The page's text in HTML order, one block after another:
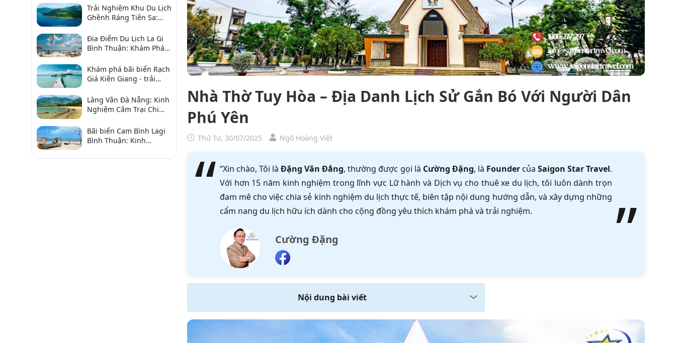
Nhà Thờ Tuy Hòa – Địa Danh Lịch Sử Gắn Bó Với Người Dân
Phú Yên
Thứ Tư, 30/07/2025 Ngô Hoàng Việt
“Xin chào, Tôi làĐặng Văn Đẳng, thường được gọi là Cường Đặng, là Foundercủa Saigon Star Travel.
Với hơn 15 năm kinh nghiệm trong lĩnh vực Lữ hành và Dịch vụ cho thuê xe du lịch, tôi luôn dành trọn
đam mê cho việc chia sẻ kinh nghiệm du lịch thực tế, biên tập nội dung hướng dẫn, và xây dựng những
cẩm nang du lịch hữu ích dành cho cộng đồng yêu thích khám phá và trải nghiệm.
Cường Đặng
Nội dung bài viết
Vời
Trải Nghiệm Khu Du Lịch
Ghềnh Ráng Tiên Sa:
Qua
Địa Điểm Du Lịch La Gi
Bình Thuận: Khám Phá 6
2026
Khám phá bãi biển Rạch
Giá Kiên Giang - trải
Làng Vân Đà Nẵng: Kinh
Nghiệm Cắm Trại Chi
Bãi biển Cam Bình Lagi
Bình Thuận: Kinh
sản, điểm gần